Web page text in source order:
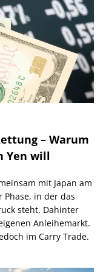
– Warum
Yen will
mit Japan am
Phase, in der das
steht. Dahinter
Anleihemarkt.
im Carry Trade.